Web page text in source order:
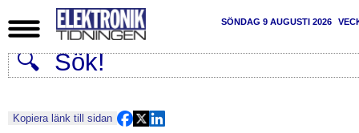
SÖNDAG 9 AUGUSTI 2026
Kopiera länk till sidan